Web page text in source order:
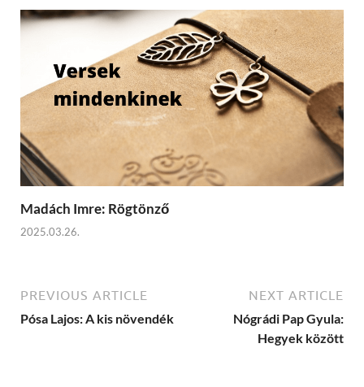
Madách Imre: Rögtönző
2025.03.26.
PREVIOUS ARTICLE
Pósa Lajos: A kis növendék
NEXT ARTICLE
Nógrádi Pap Gyula:
Hegyek között